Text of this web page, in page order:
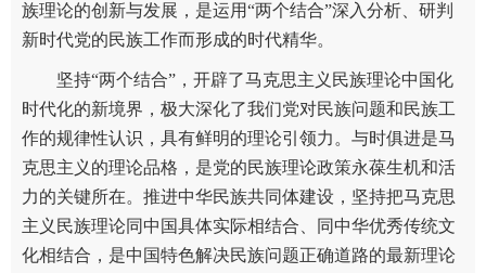
族理论的创新与发展，是运用“两个结合”深入分析、研判
新时代党的民族工作而形成的时代精华。
坚持“两个结合”，开辟了马克思主义民族理论中国化
时代化的新境界，极大深化了我们党对民族问题和民族工
作的规律性认识，具有鲜明的理论引领力。与时俱进是马
克思主义的理论品格，是党的民族理论政策永葆生机和活
力的关键所在。推进中华民族共同体建设，坚持把马克思
主义民族理论同中国具体实际相结合、同中华优秀传统文
化相结合，是中国特色解决民族问题正确道路的最新理论